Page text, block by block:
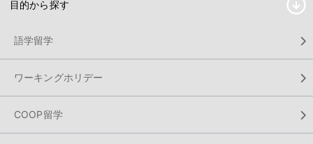
目的から探す
語学留学
ワーキングホリデー
COOP留学